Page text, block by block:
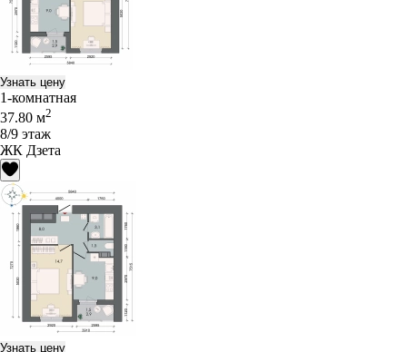
Узнать цену
1-комнатная
37.80 м2
8/9 этаж
ЖК Дзета
Узнать цену